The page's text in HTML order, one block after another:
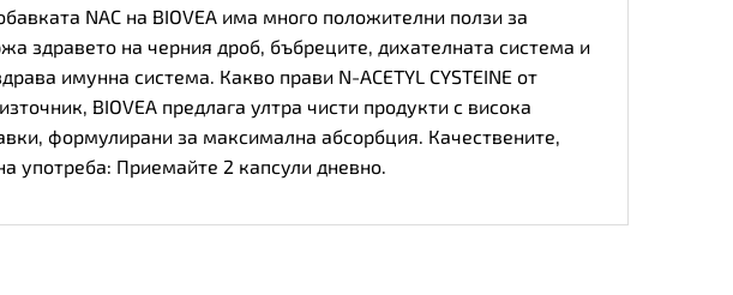
NAC на BIOVEA има много положителни ползи за
здравето на черния дроб, бъбреците, дихателната система и
имунна система. Какво прави N-ACETYL CYSTEINE от
BIOVEA предлага ултра чисти продукти с висока
формулирани за максимална абсорбция. Качествените,
употреба: Приемайте 2 капсули дневно.